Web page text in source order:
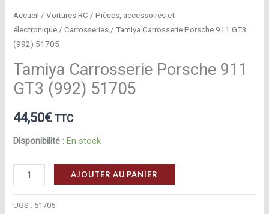
Accueil /Voitures RC /Pièces, accessoires et
électronique /Carrosseries / Tamiya Carrosserie Porsche 911 GT3
(992) 51705
Tamiya Carrosserie Porsche 911
GT3 (992) 51705
44,50€ TTC
Disponibilité : En stock
quantité
de
Tamiya
AJOUTER AU PANIER
UGS : 51705